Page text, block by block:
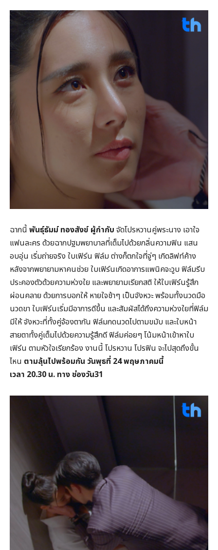
ฉากนี้ พันธุ์ธัมม์ ทองสังข์ ผู้กำกับ จัดโปรหวานคู่พระนาง เอาใจ
แฟนละคร ด้วยฉากปฐมพยาบาลที่เต็มไปด้วยกลิ่นความฟิน แสน
อบอุ่น เริ่มถ่ายจริง ใบเฟิร์น ฟิล์ม ต่างก็ตกใจที่จู่ๆ เกิดลิฟท์ค้าง
หลังจากพยายามหาคนช่วย ใบเฟิร์นเกิดอาการแพนิคจะวูบ ฟิล์มรีบ
ประคองตัวด้วยความห่วงใย และพยายามเรียกสติ ให้ใบเฟิร์นรู้สึก
ผ่อนคลาย ด้วยการบอกให้ หายใจช้าๆ เป็นจังหวะ พร้อมทั้งนวดมือ
นวดขา ใบเฟิร์นเริ่มมีอาการดีขึ้น และสัมผัสได้ถึงความห่วงใยที่ฟิล์ม
มีให้ จังหวะที่ทั้งคู่จ้องตากัน ฟิล์มกดนวดไปตามขมับ และใบหน้า
สายตาทั้งคู่เต็มไปด้วยความรู้สึกดี ฟิล์มค่อยๆ โน้มหน้าเข้าหาใบ
เฟิร์น ตามหัวใจเรียกร้อง งานนี้ โปรหวาน โปรฟิน จะไปสุดถึงขั้น
ไหน ตามลุ้นไปพร้อมกัน วันพุธที่ 24พฤษภาคมนี้
เวลา 20.30 น. ทาง ช่องวัน31